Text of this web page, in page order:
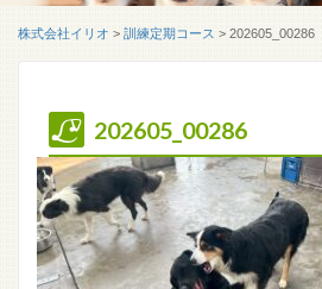
株式会社イリオ > 訓練定期コース > 202605_00286
202605_00286